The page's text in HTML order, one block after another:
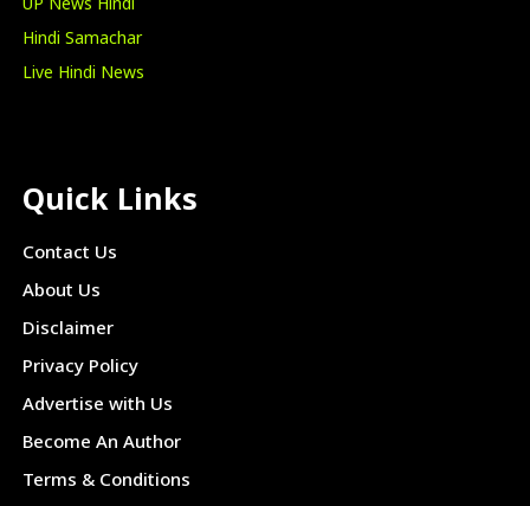
UP News Hindi
Hindi Samachar
Live Hindi News
Quick Links
Contact Us
About Us
Disclaimer
Privacy Policy
Advertise with Us
Become An Author
Terms & Conditions